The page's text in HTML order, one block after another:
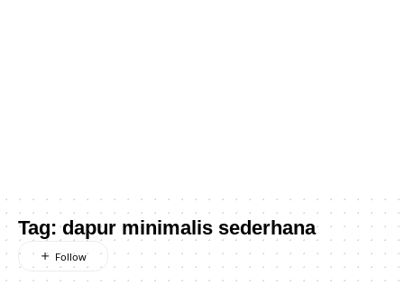
Tag:dapur minimalis sederhana